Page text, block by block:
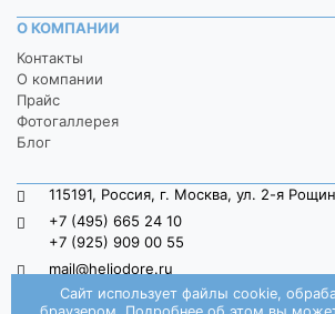
О КОМПАНИИ
Контакты
О компании
Прайс
Фотогаллерея
Блог
115191, Россия, г. Москва, ул. 2-я
+7 (495) 665 24 10
+7 (925) 909 00 55
mail@heliodore.ru
пн-пт: 9:00 — 20:00, сб-вс: 9:00 —
Сайт использует файлы cookie,